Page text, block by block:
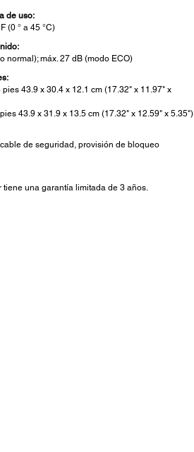
de uso:
(0 ° a 45 °C)
normal); máx. 27 dB (modo ECO)
pies 43.9 x 30.4 x 12.1 cm (17.32" x 11.97" x
43.9 x 31.9 x 13.5 cm (17.32" x 12.59" x 5.35")
de seguridad, provisión de bloqueo
tiene una garantía limitada de 3 años.